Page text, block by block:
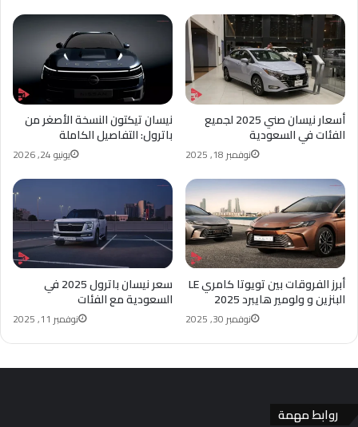
نيسان تيكتون النسخة الأصغر من
باترول: التفاصيل الكاملة
يونيو 24, 2026
أسعار نيسان صني 2025 لجميع
الفئات في السعودية
نوفمبر 18, 2025
سعر نيسان باترول 2025 في
السعودية مع الفئات
نوفمبر 11, 2025
أبرز الفروقات بين تويوتا كامري LE
البنزين و ولومير هايبرد 2025
نوفمبر 30, 2025
روابط مهمة